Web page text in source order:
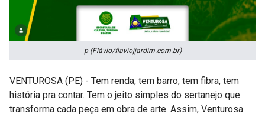
p (Flávio/flaviojjardim.com.br)
VENTUROSA (PE) - Tem renda, tem barro, tem fibra, tem
história pra contar. Tem o jeito simples do sertanejo que
transforma cada peça em obra de arte. Assim, Venturosa